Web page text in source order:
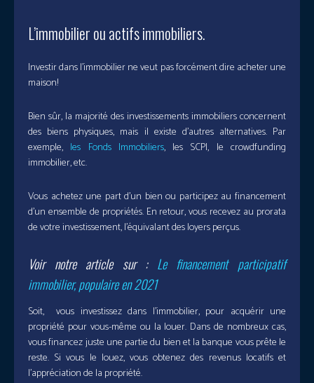
L’immobilier ou actifs immobiliers.
Investir dans l’immobilier ne veut pas forcément dire acheter une
maison!
Bien sûr, la majorité des investissements immobiliers concernent
des biens physiques, mais il existe d’autres alternatives. Par
exemple, les Fonds Immobiliers, les SCPI, le crowdfunding
immobilier, etc.
Vous achetez une part d’un bien ou participez au financement
d’un ensemble de propriétés. En retour, vous recevez au prorata
de votre investissement, l’équivalant des loyers perçus.
Voir notre article sur : Le financement participatif
immobilier, populaire en 2021
Soit, vous investissez dans l’immobilier, pour acquérir une
propriété pour vous-même ou la louer. Dans de nombreux cas,
vous financez juste une partie du bien et la banque vous prête le
reste. Si vous le louez, vous obtenez des revenus locatifs et
l’appréciation de la propriété.